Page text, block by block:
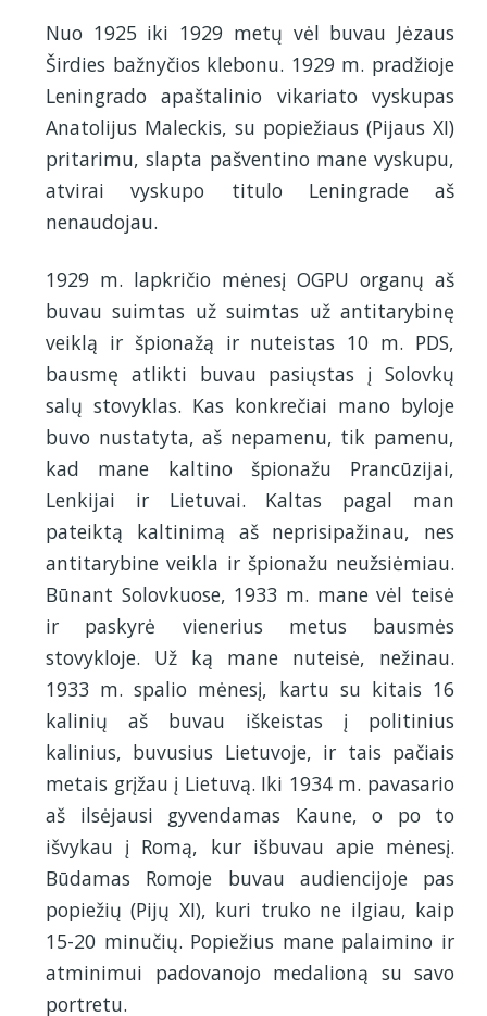
Nuo 1925 iki 1929 metų vėl buvau Jėzaus
Širdies bažnyčios klebonu. 1929 m. pradžioje
Leningrado apaštalinio vikariato vyskupas
Anatolijus Maleckis, su popiežiaus (Pijaus XI)
pritarimu, slapta pašventino mane vyskupu,
atvirai vyskupo titulo Leningrade aš
nenaudojau.
1929 m. lapkričio mėnesį OGPU organų aš
buvau suimtas už suimtas už antitarybinę
veiklą ir špionažą ir nuteistas 10 m. PDS,
bausmę atlikti buvau pasiųstas į Solovkų
salų stovyklas. Kas konkrečiai mano byloje
buvo nustatyta, aš nepamenu, tik pamenu,
kad mane kaltino špionažu Prancūzijai,
Lenkijai ir Lietuvai. Kaltas pagal man
pateiktą kaltinimą aš neprisipažinau, nes
antitarybine veikla ir špionažu neužsiėmiau.
Būnant Solovkuose, 1933 m. mane vėl teisė
ir paskyrė vienerius metus bausmės
stovykloje. Už ką mane nuteisė, nežinau.
1933 m. spalio mėnesį, kartu su kitais 16
kalinių aš buvau iškeistas į politinius
kalinius, buvusius Lietuvoje, ir tais pačiais
metais grįžau į Lietuvą. Iki 1934 m. pavasario
aš ilsėjausi gyvendamas Kaune, o po to
išvykau į Romą, kur išbuvau apie mėnesį.
Būdamas Romoje buvau audiencijoje pas
popiežių (Pijų XI), kuri truko ne ilgiau, kaip
15-20 minučių. Popiežius mane palaimino ir
atminimui padovanojo medalioną su savo
portretu.